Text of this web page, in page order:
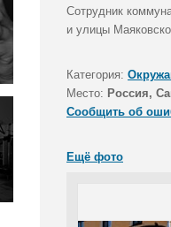
Сотрудник
и улицы
Категория:
Место: Россия,
Сообщить об
Ещё фото